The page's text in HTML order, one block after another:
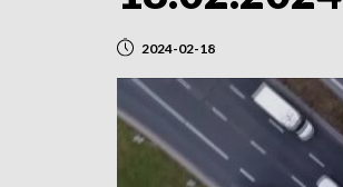
2024-02-18